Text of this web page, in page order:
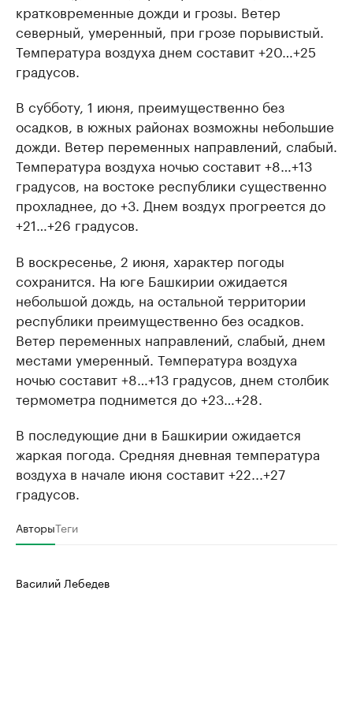
кратковременные дожди и грозы. Ветер
северный, умеренный, при грозе порывистый.
Температура воздуха днем составит +20…+25
градусов.
В субботу, 1 июня, преимущественно без
осадков, в южных районах возможны небольшие
дожди. Ветер переменных направлений, слабый.
Температура воздуха ночью составит +8…+13
градусов, на востоке республики существенно
прохладнее, до +3. Днем воздух прогреется до
+21…+26 градусов.
В воскресенье, 2 июня, характер погоды
сохранится. На юге Башкирии ожидается
небольшой дождь, на остальной территории
республики преимущественно без осадков.
Ветер переменных направлений, слабый, днем
местами умеренный. Температура воздуха
ночью составит +8…+13 градусов, днем столбик
термометра поднимется до +23…+28.
В последующие дни в Башкирии ожидается
жаркая погода. Средняя дневная температура
воздуха в начале июня составит +22...+27
градусов.
АвторыТеги
Василий Лебедев